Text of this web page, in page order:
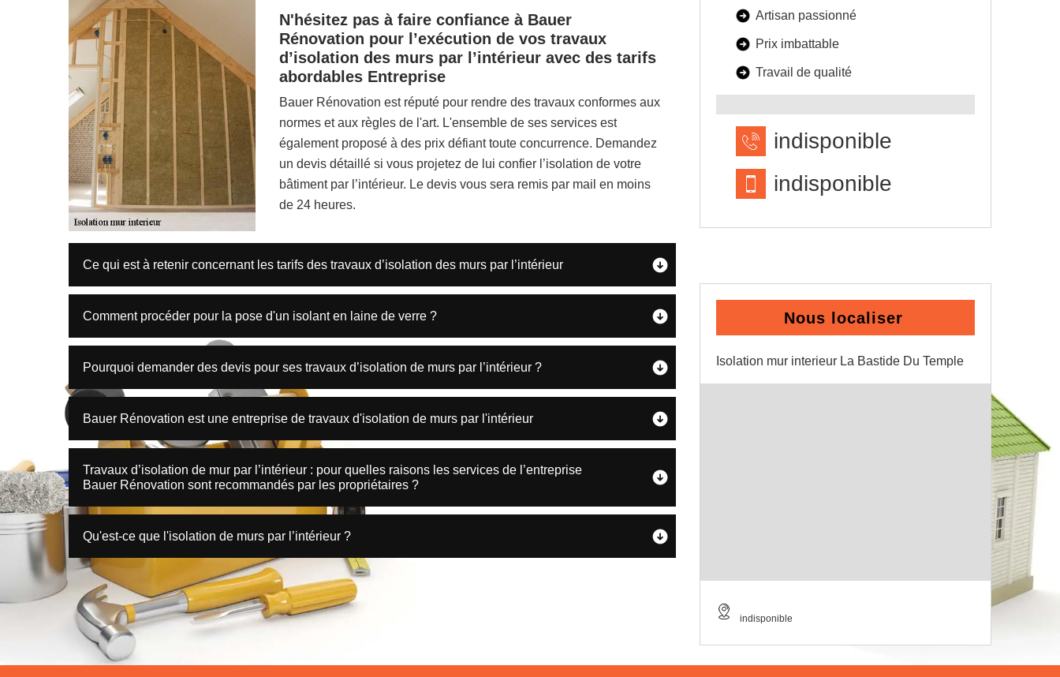
N'hésitez pas à faire confiance à Bauer
Rénovation pour l’exécution de vos travaux
d’isolation des murs par l’intérieur avec des tarifs
abordables Entreprise
Bauer Rénovation est réputé pour rendre des travaux conformes aux
normes et aux règles de l'art. L'ensemble de ses services est
également proposé à des prix défiant toute concurrence. Demandez
un devis détaillé si vous projetez de lui confier l’isolation de votre
bâtiment par l’intérieur. Le devis vous sera remis par mail en moins
de 24 heures.
Ce qui est à retenir concernant les tarifs des travaux d’isolation des murs par l’intérieur
Comment procéder pour la pose d'un isolant en laine de verre ?
Pourquoi demander des devis pour ses travaux d’isolation de murs par l’intérieur ?
Bauer Rénovation est une entreprise de travaux d'isolation de murs par l'intérieur
Travaux d’isolation de mur par l’intérieur : pour quelles raisons les services de l’entreprise
Bauer Rénovation sont recommandés par les propriétaires ?
Qu'est-ce que l'isolation de murs par l’intérieur ?
Artisan passionné
Prix imbattable
Travail de qualité
indisponible
indisponible
Nous localiser
Isolation mur interieur La Bastide Du Temple
indisponible